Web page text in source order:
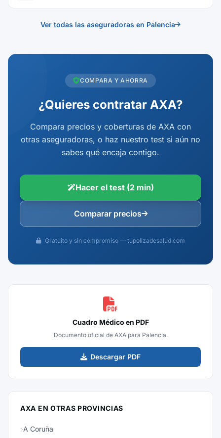
Ver todas las aseguradoras en Palencia
COMPARA Y AHORRA
¿Quieres contratar AXA?
Compara precios y coberturas de AXA con
otras aseguradoras, o haz nuestro test si aún no
sabes qué encaja contigo.
Hacer el test (2 min)
Comparar precios
Gratuito y sin compromiso — tupolizadesalud.com
Cuadro Médico en PDF
Documento oficial de AXA para Palencia.
Descargar PDF
AXA EN OTRAS PROVINCIAS
A Coruña